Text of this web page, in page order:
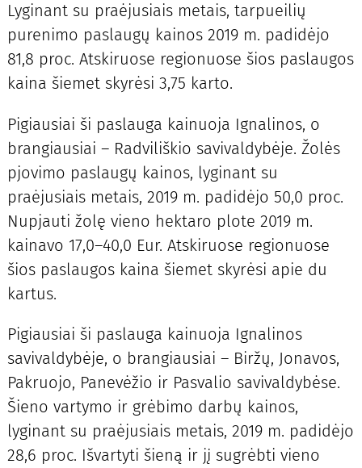
Lyginant su praėjusiais metais, tarpueilių
purenimo paslaugų kainos 2019 m. padidėjo
81,8 proc. Atskiruose regionuose šios paslaugos
kaina šiemet skyrėsi 3,75 karto.
Pigiausiai ši paslauga kainuoja Ignalinos, o
brangiausiai – Radviliškio savivaldybėje. Žolės
pjovimo paslaugų kainos, lyginant su
praėjusiais metais, 2019 m. padidėjo 50,0 proc.
Nupjauti žolę vieno hektaro plote 2019 m.
kainavo 17,0–40,0 Eur. Atskiruose regionuose
šios paslaugos kaina šiemet skyrėsi apie du
kartus.
Pigiausiai ši paslauga kainuoja Ignalinos
savivaldybėje, o brangiausiai – Biržų, Jonavos,
Pakruojo, Panevėžio ir Pasvalio savivaldybėse.
Šieno vartymo ir grėbimo darbų kainos,
lyginant su praėjusiais metais, 2019 m. padidėjo
28,6 proc. Išvartyti šieną ir jį sugrėbti vieno